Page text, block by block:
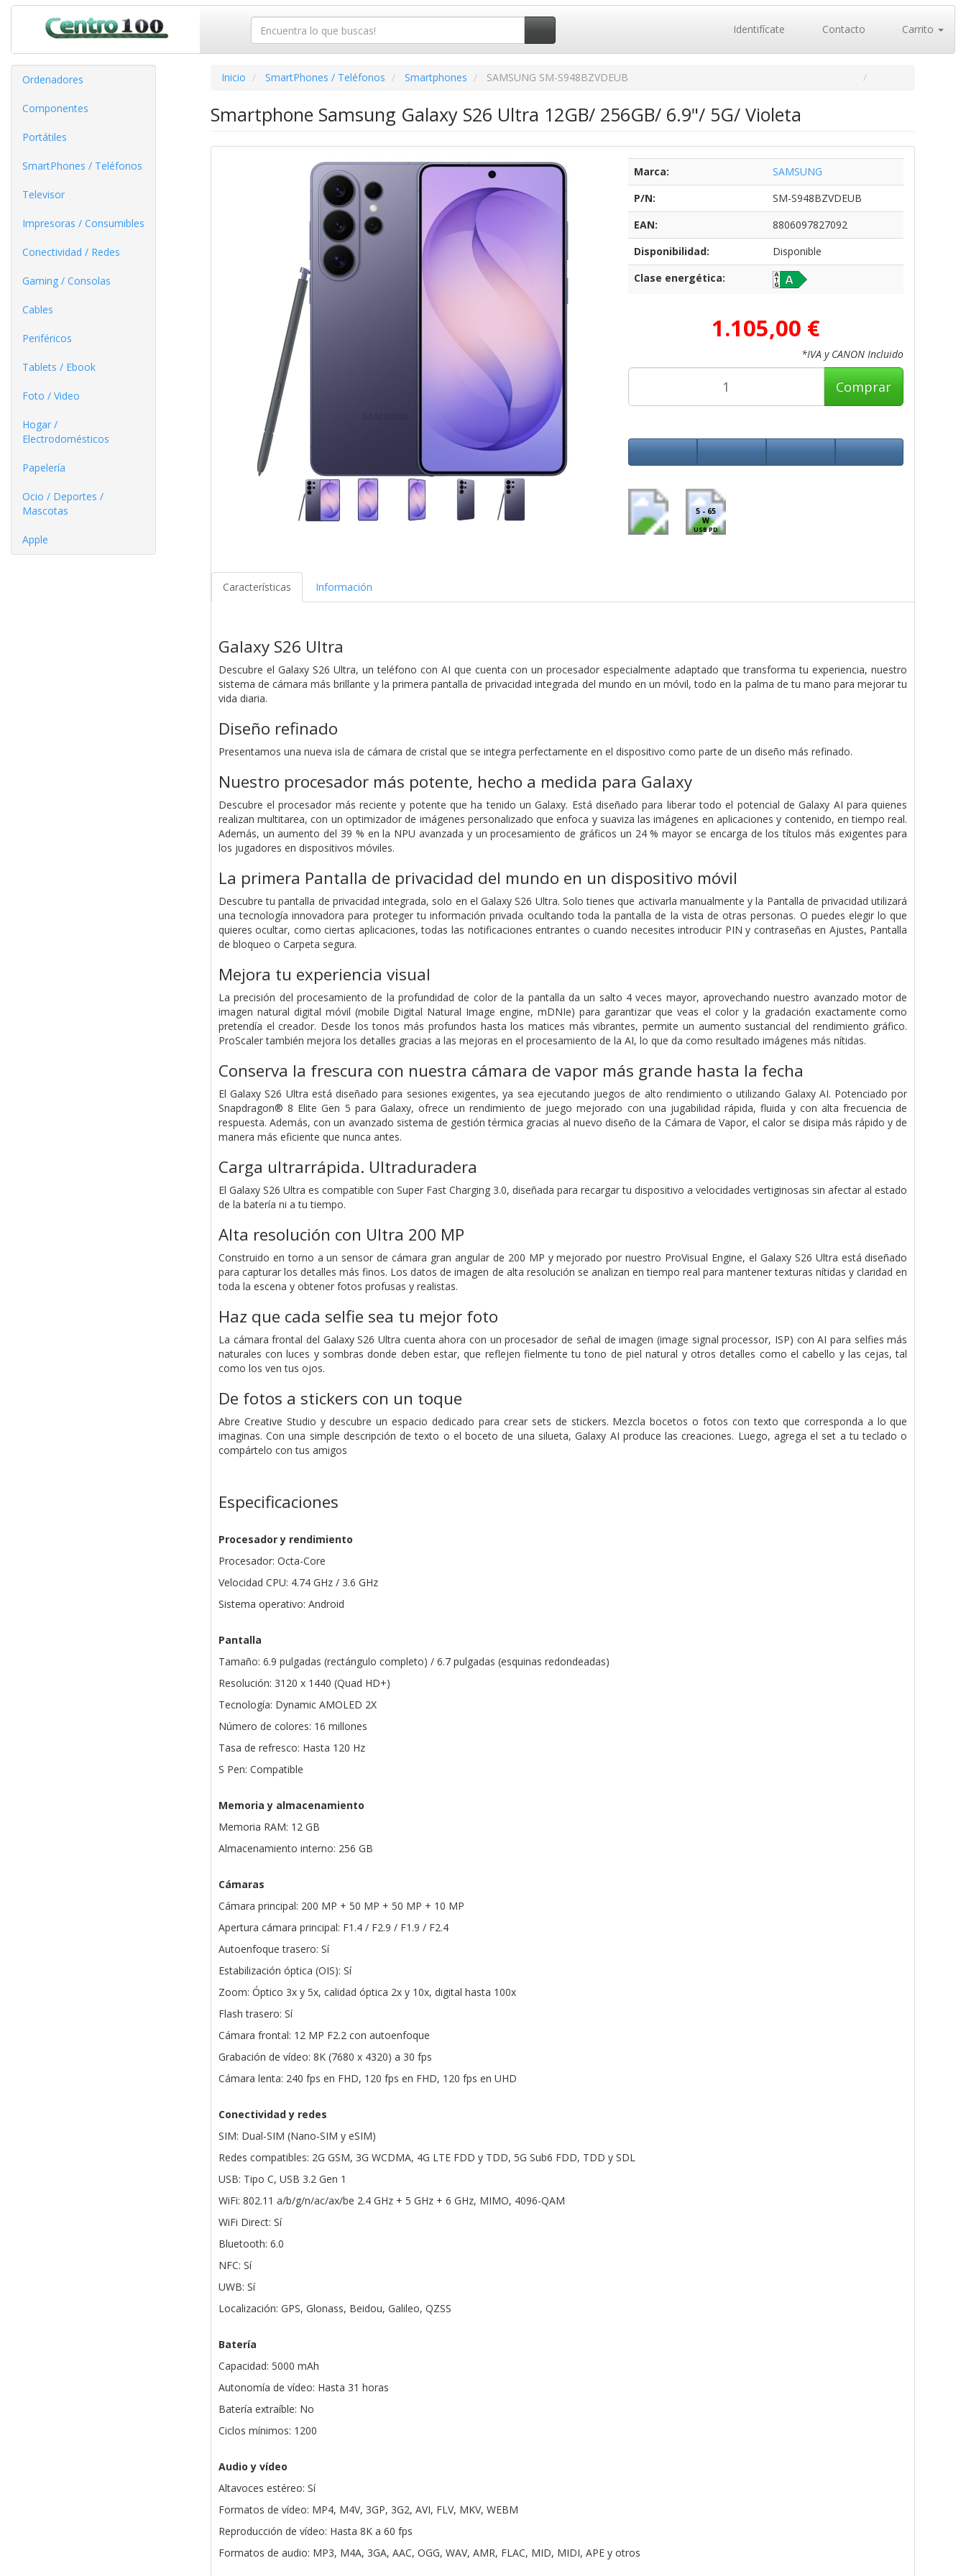
Identifícate Contacto Carrito
Ordenadores
Componentes
Portátiles
SmartPhones / Teléfonos
Televisor
Impresoras / Consumibles
Conectividad / Redes
Gaming / Consolas
Cables
Periféricos
Tablets / Ebook
Foto / Video
Hogar /
Electrodomésticos
Papelería
Ocio / Deportes /
Mascotas
Apple
Inicio SmartPhones / Teléfonos Smartphones SAMSUNG SM-S948BZVDEUB
Smartphone Samsung Galaxy S26 Ultra 12GB/ 256GB/ 6.9"/ 5G/ Violeta
Marca:
SAMSUNG
P/N:
SM-S948BZVDEUB
EAN:
8806097827092
Disponibilidad:
Disponible
Clase energética:
1.105,00 €
*IVA y CANON Incluido
Comprar
5 - 65
W
USB PD
Características Información
Galaxy S26 Ultra
Descubre el Galaxy S26 Ultra, un teléfono con AI que cuenta con un procesador especialmente adaptado que transforma tu experiencia, nuestro
sistema de cámara más brillante y la primera pantalla de privacidad integrada del mundo en un móvil, todo en la palma de tu mano para mejorar tu
vida diaria.
Diseño refinado
Presentamos una nueva isla de cámara de cristal que se integra perfectamente en el dispositivo como parte de un diseño más refinado.
Nuestro procesador más potente, hecho a medida para Galaxy
Descubre el procesador más reciente y potente que ha tenido un Galaxy. Está diseñado para liberar todo el potencial de Galaxy AI para quienes
realizan multitarea, con un optimizador de imágenes personalizado que enfoca y suaviza las imágenes en aplicaciones y contenido, en tiempo real.
Además, un aumento del 39 % en la NPU avanzada y un procesamiento de gráficos un 24 % mayor se encarga de los títulos más exigentes para
los jugadores en dispositivos móviles.
La primera Pantalla de privacidad del mundo en un dispositivo móvil
Descubre tu pantalla de privacidad integrada, solo en el Galaxy S26 Ultra. Solo tienes que activarla manualmente y la Pantalla de privacidad utilizará
una tecnología innovadora para proteger tu información privada ocultando toda la pantalla de la vista de otras personas. O puedes elegir lo que
quieres ocultar, como ciertas aplicaciones, todas las notificaciones entrantes o cuando necesites introducir PIN y contraseñas en Ajustes, Pantalla
de bloqueo o Carpeta segura.
Mejora tu experiencia visual
La precisión del procesamiento de la profundidad de color de la pantalla da un salto 4 veces mayor, aprovechando nuestro avanzado motor de
imagen natural digital móvil (mobile Digital Natural Image engine, mDNIe) para garantizar que veas el color y la gradación exactamente como
pretendía el creador. Desde los tonos más profundos hasta los matices más vibrantes, permite un aumento sustancial del rendimiento gráfico.
ProScaler también mejora los detalles gracias a las mejoras en el procesamiento de la AI, lo que da como resultado imágenes más nítidas.
Conserva la frescura con nuestra cámara de vapor más grande hasta la fecha
El Galaxy S26 Ultra está diseñado para sesiones exigentes, ya sea ejecutando juegos de alto rendimiento o utilizando Galaxy AI. Potenciado por
Snapdragon® 8 Elite Gen 5 para Galaxy, ofrece un rendimiento de juego mejorado con una jugabilidad rápida, fluida y con alta frecuencia de
respuesta. Además, con un avanzado sistema de gestión térmica gracias al nuevo diseño de la Cámara de Vapor, el calor se disipa más rápido y de
manera más eficiente que nunca antes.
Carga ultrarrápida. Ultraduradera
El Galaxy S26 Ultra es compatible con Super Fast Charging 3.0, diseñada para recargar tu dispositivo a velocidades vertiginosas sin afectar al estado
de la batería ni a tu tiempo.
Alta resolución con Ultra 200 MP
Construido en torno a un sensor de cámara gran angular de 200 MP y mejorado por nuestro ProVisual Engine, el Galaxy S26 Ultra está diseñado
para capturar los detalles más finos. Los datos de imagen de alta resolución se analizan en tiempo real para mantener texturas nítidas y claridad en
toda la escena y obtener fotos profusas y realistas.
Haz que cada selfie sea tu mejor foto
La cámara frontal del Galaxy S26 Ultra cuenta ahora con un procesador de señal de imagen (image signal processor, ISP) con AI para selfies más
naturales con luces y sombras donde deben estar, que reflejen fielmente tu tono de piel natural y otros detalles como el cabello y las cejas, tal
como los ven tus ojos.
De fotos a stickers con un toque
Abre Creative Studio y descubre un espacio dedicado para crear sets de stickers. Mezcla bocetos o fotos con texto que corresponda a lo que
imaginas. Con una simple descripción de texto o el boceto de una silueta, Galaxy AI produce las creaciones. Luego, agrega el set a tu teclado o
compártelo con tus amigos
Especificaciones
Procesador y rendimiento
Procesador: Octa-Core
Velocidad CPU: 4.74 GHz / 3.6 GHz
Sistema operativo: Android
Pantalla
Tamaño: 6.9 pulgadas (rectángulo completo) / 6.7 pulgadas (esquinas redondeadas)
Resolución: 3120 x 1440 (Quad HD+)
Tecnología: Dynamic AMOLED 2X
Número de colores: 16 millones
Tasa de refresco: Hasta 120 Hz
S Pen: Compatible
Memoria y almacenamiento
Memoria RAM: 12 GB
Almacenamiento interno: 256 GB
Cámaras
Cámara principal: 200 MP + 50 MP + 50 MP + 10 MP
Apertura cámara principal: F1.4 / F2.9 / F1.9 / F2.4
Autoenfoque trasero: Sí
Estabilización óptica (OIS): Sí
Zoom: Óptico 3x y 5x, calidad óptica 2x y 10x, digital hasta 100x
Flash trasero: Sí
Cámara frontal: 12 MP F2.2 con autoenfoque
Grabación de vídeo: 8K (7680 x 4320) a 30 fps
Cámara lenta: 240 fps en FHD, 120 fps en FHD, 120 fps en UHD
Conectividad y redes
SIM: Dual-SIM (Nano-SIM y eSIM)
Redes compatibles: 2G GSM, 3G WCDMA, 4G LTE FDD y TDD, 5G Sub6 FDD, TDD y SDL
USB: Tipo C, USB 3.2 Gen 1
WiFi: 802.11 a/b/g/n/ac/ax/be 2.4 GHz + 5 GHz + 6 GHz, MIMO, 4096-QAM
WiFi Direct: Sí
Bluetooth: 6.0
NFC: Sí
UWB: Sí
Localización: GPS, Glonass, Beidou, Galileo, QZSS
Batería
Capacidad: 5000 mAh
Autonomía de vídeo: Hasta 31 horas
Batería extraíble: No
Ciclos mínimos: 1200
Audio y vídeo
Altavoces estéreo: Sí
Formatos de vídeo: MP4, M4V, 3GP, 3G2, AVI, FLV, MKV, WEBM
Reproducción de vídeo: Hasta 8K a 60 fps
Formatos de audio: MP3, M4A, 3GA, AAC, OGG, WAV, AMR, FLAC, MID, MIDI, APE y otros